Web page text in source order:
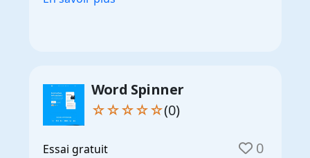
Word Spinner
☆☆☆☆☆(0)
Essai gratuit 0